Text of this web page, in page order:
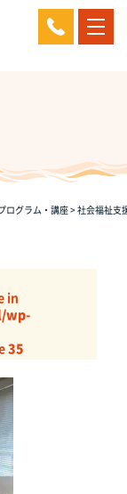
ログラム・講座> 社会福祉支
in
wp-
35